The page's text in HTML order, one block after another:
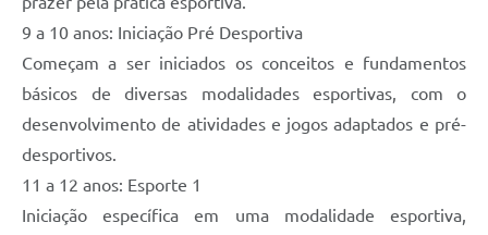
9 a 10 anos: Iniciação Pré Desportiva
Começam a ser iniciados os conceitos e fundamentos
básicos de diversas modalidades esportivas, com o
desenvolvimento de atividades e jogos adaptados e pré-
desportivos.
11 a 12 anos: Esporte 1
Iniciação específica em uma modalidade esportiva,